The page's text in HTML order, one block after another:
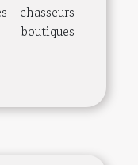
chasseurs